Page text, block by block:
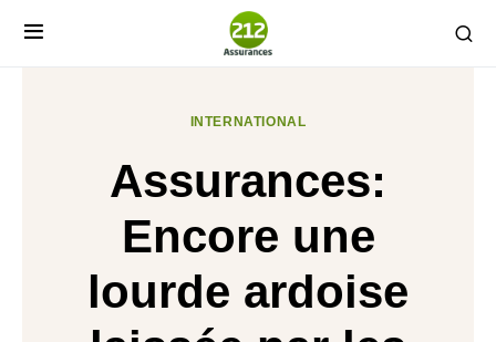
INTERNATIONAL
Assurances:
Encore une
lourde ardoise